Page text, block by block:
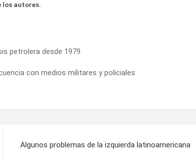
los autores.
petrolera desde 1979
con medios militares y policiales
Algunos problemas de la izquierda latinoamericana